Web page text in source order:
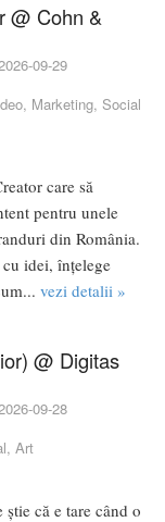
@ Cohn &
09-29
, Marketing, Social
care să
pentru unele
din România.
idei, înțelege
vezi detalii »
@ Digitas
09-28
, Art
că e tare când o